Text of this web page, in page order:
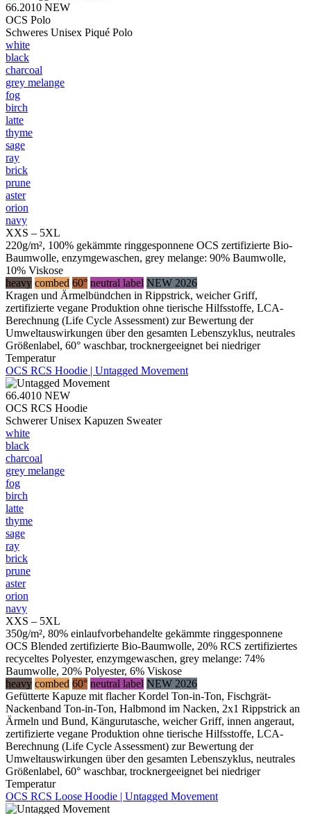
66.2010 NEW
OCS Polo
Schweres Unisex Piqué Polo
white
black
charcoal
grey melange
fog
birch
latte
thyme
sage
ray
brick
prune
aster
orion
navy
XXS – 5XL
220g/m², 100% gekämmte ringgesponnene OCS zertifizierte Bio-
Baumwolle, enzymgewaschen, grey melange: 90% Baumwolle,
10% Viskose
heavy combed 60° neutral label NEW 2026
Kragen und Ärmelbündchen in Rippstrick, weicher Griff,
zertifizierte vegane Produktion ohne tierische Hilfsstoffe, LCA-
Berechnung (Life Cycle Assessment) zur Bewertung der
Umweltauswirkungen über den gesamten Lebenszyklus, neutrales
Größenlabel, 60° waschbar, trocknergeeignet bei niedriger
Temperatur
OCS RCS Hoodie | Untagged Movement
66.4010 NEW
OCS RCS Hoodie
Schwerer Unisex Kapuzen Sweater
white
black
charcoal
grey melange
fog
birch
latte
thyme
sage
ray
brick
prune
aster
orion
navy
XXS – 5XL
350g/m², 80% einlaufvorbehandelte gekämmte ringgesponnene
OCS Blended zertifizierte Bio-Baumwolle, 20% RCS zertifiziertes
recyceltes Polyester, enzymgewaschen, grey melange: 74%
Baumwolle, 20% Polyester, 6% Viskose
heavy combed 60° neutral label NEW 2026
Gefütterte Kapuze mit flacher Kordel Ton-in-Ton, Fischgrät-
Nackenband Ton-in-Ton, Halbmond im Nacken, 2x1 Rippstrick an
Ärmeln und Bund, Kängurutasche, weicher Griff, innen angeraut,
zertifizierte vegane Produktion ohne tierische Hilfsstoffe, LCA-
Berechnung (Life Cycle Assessment) zur Bewertung der
Umweltauswirkungen über den gesamten Lebenszyklus, neutrales
Größenlabel, 60° waschbar, trocknergeeignet bei niedriger
Temperatur
OCS RCS Loose Hoodie | Untagged Movement